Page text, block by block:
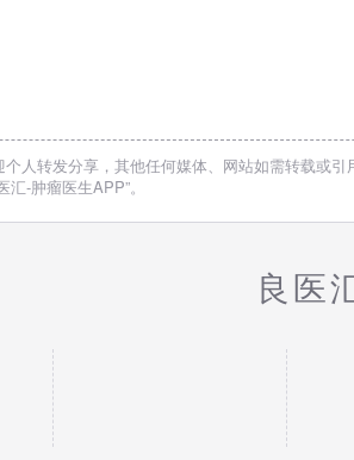
人转发分享，其他任何媒体、网站如需转载或
-肿瘤医生APP”。
良医